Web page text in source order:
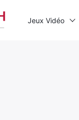
Jeux Vidéo